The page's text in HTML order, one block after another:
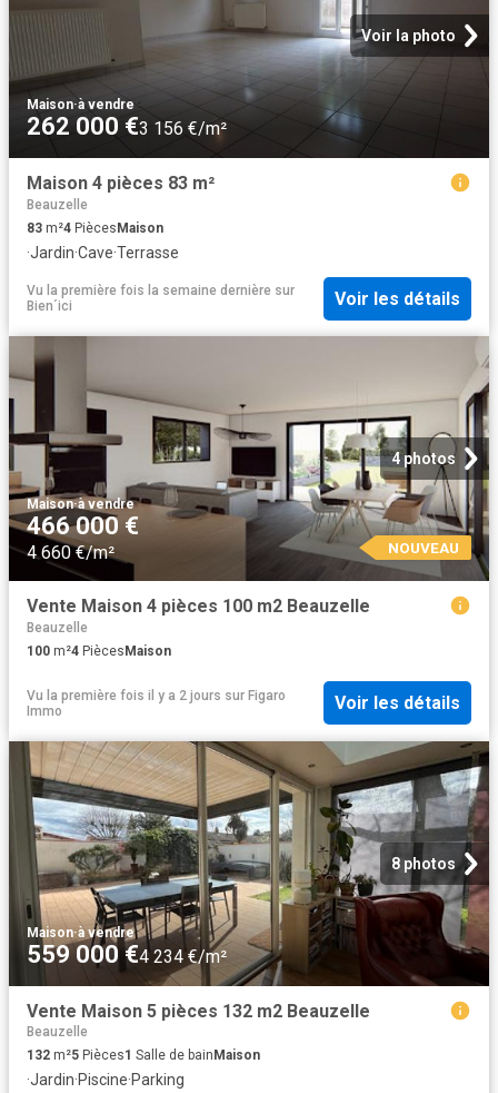
Voir la photo
Maison·à vendre
262 000 €3 156 €/m²
Maison 4 pièces 83 m²
Beauzelle
83 m²4 Pièces Maison
·Jardin·Cave·Terrasse
Vu la première fois la semaine dernière sur
Bien´ici
Voir les détails
4 photos
Maison·à vendre
466 000 €
4 660 €/m² NOUVEAU
Vente Maison 4 pièces 100 m2 Beauzelle
Beauzelle
100 m²4 PiècesMaison
Vu la première fois il y a 2 jours sur Figaro
Immo
Voir les détails
8 photos
Maison·à vendre
559 000 €4 234 €/m²
Vente Maison 5 pièces 132 m2 Beauzelle
Beauzelle
132 m²5 Pièces1 Salle de bain Maison
·Jardin·Piscine·Parking